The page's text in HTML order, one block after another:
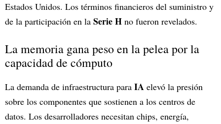
Estados Unidos. Los términos financieros del suministro y
de la participación en la Serie H no fueron revelados.
La memoria gana peso en la pelea por la
capacidad de cómputo
La demanda de infraestructura para IA elevó la presión
sobre los componentes que sostienen a los centros de
datos. Los desarrolladores necesitan chips, energía,